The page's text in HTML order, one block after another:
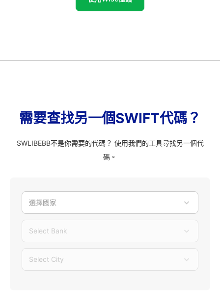
需要查找另一個SWIFT代碼？
SWLIBEBB不是你需要的代碼？ 使用我們的工具尋找另一個代
碼。
選擇國家
Select Bank
Select City